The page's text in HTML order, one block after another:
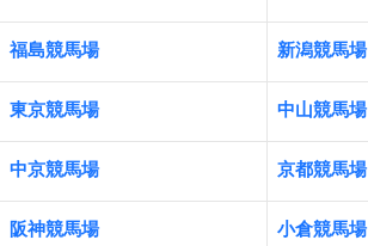
福島競馬場 新潟競馬場
東京競馬場 中山競馬場
中京競馬場 京都競馬場
阪神競馬場 小倉競馬場